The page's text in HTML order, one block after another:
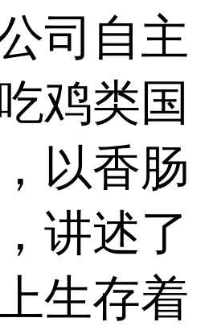
司自主
鸡类国
以香肠
讲述了
生存着